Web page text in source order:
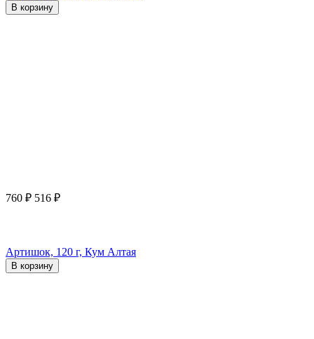
В корзину
760 ₽ 516 ₽
Артишок, 120 г, Кум Алтая
В корзину